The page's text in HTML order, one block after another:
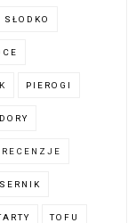
SŁODKO
PIEROGI
RECENZJE
SERNIK
TOFU